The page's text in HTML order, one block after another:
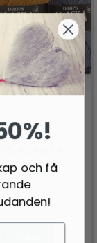
SEK
och få